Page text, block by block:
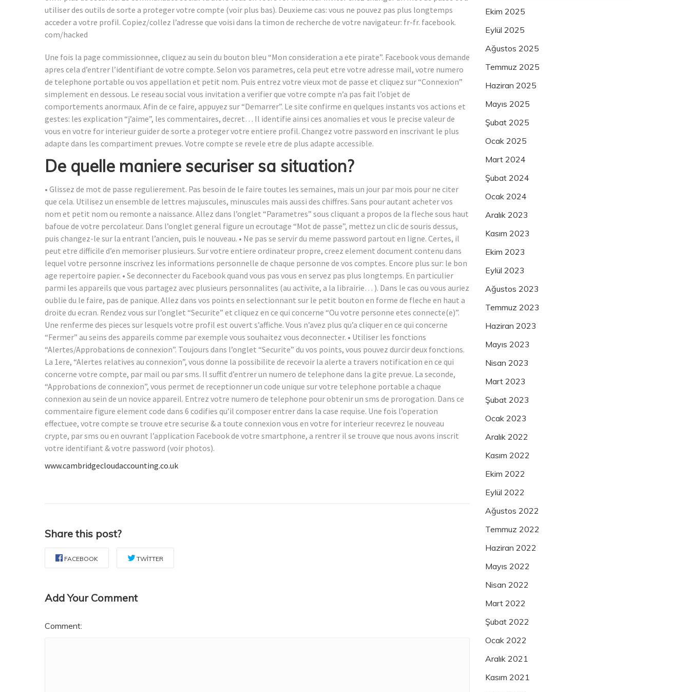
utiliser des outils de sorte a proteger votre compte (voir plus bas). Deuxieme cas: vous ne pouvez pas plus longtemps
acceder a votre profil. Copiez/collez l’adresse que voisi dans la timon de recherche de votre navigateur: fr-fr. facebook.
com/hacked
Une fois la page commissionnee, cliquez au sein du bouton bleu “Mon consideration a ete pirate”. Facebook vous demande
apres cela d’entrer l’identifiant de votre compte. Selon vos parametres, cela peut etre votre adresse mail, votre numero
de telephone portable ou vos appellation et petit nom. Puis entrez votre vieux mot de passe et cliquez sur “Connexion”
simplement en dessous. Le reseau social vous invitation a verifier que votre compte n’a pas fait l’objet de
comportements anormaux. Afin de ce faire, appuyez sur “Demarrer”. Le site confirme en quelques instants vos actions et
gestes: les explication “j’aime”, les commentaires, decret… Il identifie ainsi ces anomalies et vous le precise valeur de
vous en votre for interieur guider de sorte a proteger votre entiere profil. Changez votre password en inscrivant le plus
adapte dans les compartiment prevues. Votre compte se revele etre de plus adapte accessible.
De quelle maniere securiser sa situation?
• Glissez de mot de passe regulierement. Pas besoin de le faire toutes les semaines, mais un jour par mois pour ne citer
que cela. Utilisez un ensemble de lettres majuscules, minuscules mais aussi des chiffres. Sans pour autant acheter vos
nom et petit nom ou remonte a naissance. Allez dans l’onglet “Parametres” sous cliquant a propos de la fleche sous haut
bafoue de votre percolateur. Dans l’onglet general figure un ecroutage “Mot de passe”, mettez un clic de souris dessus,
puis changez-le sur la entrant l’ancien, puis le nouveau. • Ne pas se servir du meme password partout en ligne. Certes, il
peut etre difficile d’en memoriser plusieurs. Sur votre entiere ordinateur propre, creez element document contenu dans
lequel votre personne inscrivez les informations personnelle de chaque personne de vos comptes. Encore plus sur: le bon
age repertoire papier. • Se deconnecter du Facebook quand vous pas vous en servez pas plus longtemps. En particulier
parmi les appareils que vous partagez avec plusieurs personnalites (au activite, a la librairie… ). Dans le cas ou vous auriez
oublie du le faire, pas de panique. Allez dans vos points en selectionnant sur le petit bouton en forme de fleche en haut a
droite du ecran. Rendez vous sur l’onglet “Securite” et cliquez en ce qui concerne “Ou votre personne etes connecte(e)”.
Une renferme des pieces sur lesquels votre profil est ouvert s’affiche. Vous n’avez plus qu’a cliquer en ce qui concerne
“Fermer” au seins des appareils comme par exemple vous souhaitez vous deconnecter. • Utiliser les fonctions
“Alertes/Approbations de connexion”. Toujours dans l’onglet “Securite” du vos points, vous pouvez durcir deux fonctions.
La 1ere, “Alertes relatives au connexion”, vous donne la possibilite de recevoir la alerte a travers notification en ce qui
concerne votre compte, par mail ou par sms. Il suffit d’entrer un numero de telephone dans la gite prevue. La seconde,
“Approbations de connexion”, vous permet de receptionner un code unique sur votre telephone portable a chaque
connexion au sein de un novice appareil. Entrez votre numero de telephone pour obtenir un sms de prorogation. Dans ce
commentaire figure element code dans 6 codifies qu’il composer entrer dans la case requise. Une fois l’operation
effectuee, votre compte se trouve etre securise & a toute connexion vous en votre for interieur recevrez le nouveau
crypte, par sms ou en ouvrant l’application Facebook de votre smartphone, a rentrer il se trouve que nous avons inscrit
votre identifiant & votre password (voir photos).
www.cambridgecloudaccounting.co.uk
Share this post?
FACEBOOK TWITTER
Add Your Comment
Comment:
Ekim 2025
Eylül 2025
Ağustos 2025
Temmuz 2025
Haziran 2025
Mayıs 2025
Şubat 2025
Ocak 2025
Mart 2024
Şubat 2024
Ocak 2024
Aralık 2023
Kasım 2023
Ekim 2023
Eylül 2023
Ağustos 2023
Temmuz 2023
Haziran 2023
Mayıs 2023
Nisan 2023
Mart 2023
Şubat 2023
Ocak 2023
Aralık 2022
Kasım 2022
Ekim 2022
Eylül 2022
Ağustos 2022
Temmuz 2022
Haziran 2022
Mayıs 2022
Nisan 2022
Mart 2022
Şubat 2022
Ocak 2022
Aralık 2021
Kasım 2021